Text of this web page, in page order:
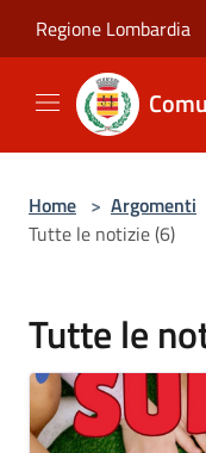
Regione Lombardia
Home > Argomenti
Tutte le notizie (6)
Tutte le